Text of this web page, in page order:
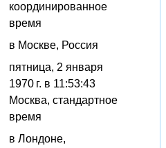
координированное
время
в Москве, Россия
пятница, 2 января
1970 г. в 11:53:43
Москва, стандартное
время
в Лондоне,